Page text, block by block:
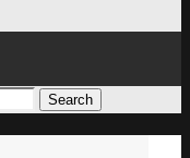
Search